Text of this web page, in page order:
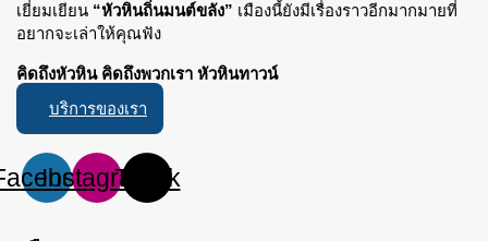
เยี่ยมเยียน “หัวหินถิ่นมนต์ขลัง” เมืองนี้ยังมีเรื่องราวอีกมากมายที่
อยากจะเล่าให้คุณฟัง
คิดถึงหัวหิน คิดถึงพวกเรา หัวหินทาวน์
บริการของเรา
InstagramTiktok